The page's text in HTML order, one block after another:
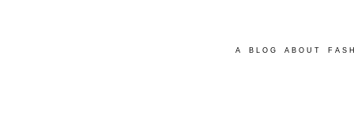
A BLOG ABOUT